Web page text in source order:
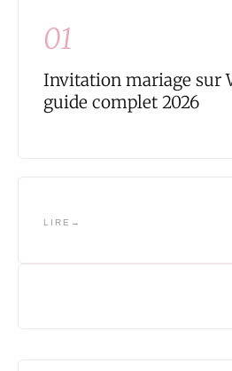
01
Invitation mariage sur
guide complet 2026
LIRE